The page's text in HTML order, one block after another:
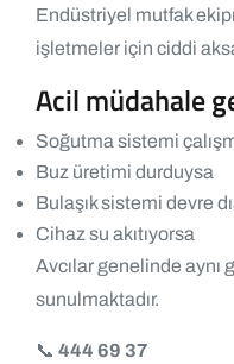
Endüstriyel mutfak
işletmeler için ciddi
Acil müdahale
Soğutma sistemi
Buz üretimi durduysa
Bulaşık sistemi devre
Cihaz su akıtıyorsa
Avcılar genelinde aynı
sunulmaktadır.
📞 444 69 37